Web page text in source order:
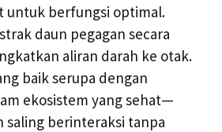
untuk berfungsi optimal.
daun pegagan secara
aliran darah ke otak.
baik serupa dengan
ekosistem yang sehat—
saling berinteraksi tanpa